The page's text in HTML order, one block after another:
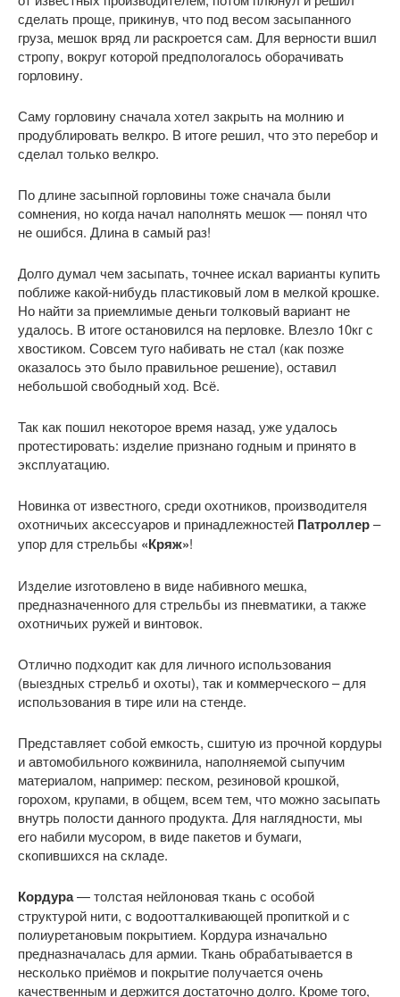
сделать проще, прикинув, что под весом засыпанного
груза, мешок вряд ли раскроется сам. Для верности вшил
стропу, вокруг которой предпологалось оборачивать
горловину.
Саму горловину сначала хотел закрыть на молнию и
продублировать велкро. В итоге решил, что это перебор и
сделал только велкро.
По длине засыпной горловины тоже сначала были
сомнения, но когда начал наполнять мешок — понял что
не ошибся. Длина в самый раз!
Долго думал чем засыпать, точнее искал варианты купить
поближе какой-нибудь пластиковый лом в мелкой крошке.
Но найти за приемлимые деньги толковый вариант не
удалось. В итоге остановился на перловке. Влезло 10кг с
хвостиком. Совсем туго набивать не стал (как позже
оказалось это было правильное решение), оставил
небольшой свободный ход. Всё.
Так как пошил некоторое время назад, уже удалось
протестировать: изделие признано годным и принято в
эксплуатацию.
Новинка от известного, среди охотников, производителя
охотничьих аксессуаров и принадлежностей Патроллер–
упор для стрельбы «Кряж»!
Изделие изготовлено в виде набивного мешка,
предназначенного для стрельбы из пневматики, а также
охотничьих ружей и винтовок.
Отлично подходит как для личного использования
(выездных стрельб и охоты), так и коммерческого – для
использования в тире или на стенде.
Представляет собой емкость, сшитую из прочной кордуры
и автомобильного кожвинила, наполняемой сыпучим
материалом, например: песком, резиновой крошкой,
горохом, крупами, в общем, всем тем, что можно засыпать
внутрь полости данного продукта. Для наглядности, мы
его набили мусором, в виде пакетов и бумаги,
скопившихся на складе.
Кордура— толстая нейлоновая ткань с особой
структурой нити, с водоотталкивающей пропиткой и с
полиуретановым покрытием. Кордура изначально
предназначалась для армии. Ткань обрабатывается в
несколько приёмов и покрытие получается очень
качественным и держится достаточно долго. Кроме того,